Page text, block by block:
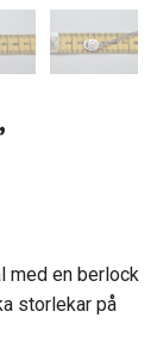
med en berlock
storlekar på